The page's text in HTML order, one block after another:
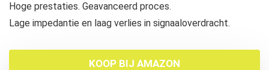
Hoge prestaties. Geavanceerd proces.
Lage impedantie en laag verlies in signaaloverdracht.
KOOP BIJ AMAZON